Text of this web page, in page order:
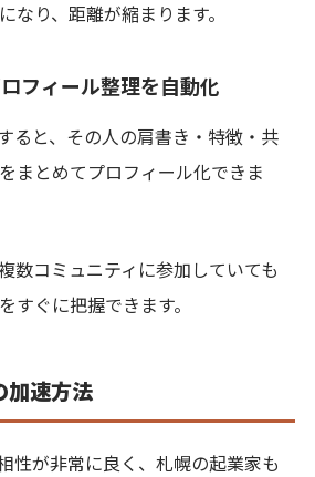
なり、距離が縮まります。
フィール整理を自動化
ると、その人の肩書き・特徴・共
まとめてプロフィール化できま
数コミュニティに参加していても
すぐに把握できます。
加速方法
性が非常に良く、札幌の起業家も